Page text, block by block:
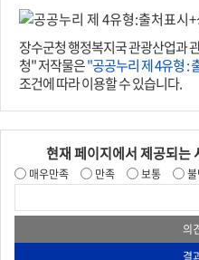
장수군청 행정복지국 관광산업과
청" 저작물은"공공누리 제 4유형 :
조건에 따라 이용할 수 있습니다.
현재 페이지에서 제공되는
매우만족 만족 보통